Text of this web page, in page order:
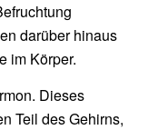
darüber hinaus
im Körper.
Dieses
Teil des Gehirns,